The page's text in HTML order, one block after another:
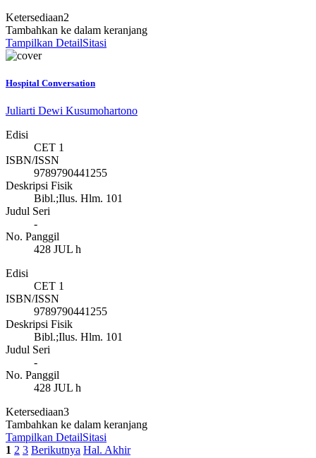
Ketersediaan2
Tambahkan ke dalam keranjang
Tampilkan DetailSitasi
Hospital Conversation
Juliarti Dewi Kusumohartono
Edisi
CET 1
ISBN/ISSN
9789790441255
Deskripsi Fisik
Bibl.;Ilus. Hlm. 101
Judul Seri
-
No. Panggil
428 JUL h
Edisi
CET 1
ISBN/ISSN
9789790441255
Deskripsi Fisik
Bibl.;Ilus. Hlm. 101
Judul Seri
-
No. Panggil
428 JUL h
Ketersediaan3
Tambahkan ke dalam keranjang
Tampilkan DetailSitasi
1 2 3 Berikutnya Hal. Akhir